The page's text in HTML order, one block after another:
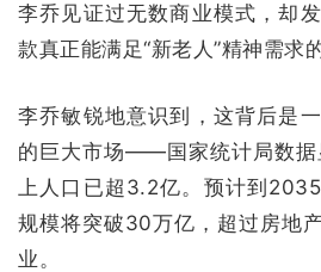
李乔见证过无数商业模式，却
款真正能满足“新老人”精神需求
李乔敏锐地意识到，这背后是
的巨大市场——国家统计局数据
上人口已超3.2亿。预计到
规模将突破30万亿，超过房地
业。